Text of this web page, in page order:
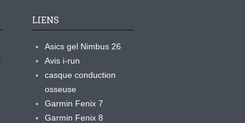
LIENS
Asics gel Nimbus 26
Avis i-run
casque conduction
osseuse
Garmin Fenix 7
Garmin Fenix 8